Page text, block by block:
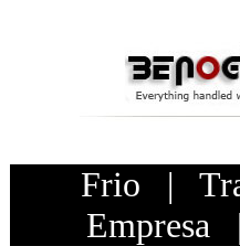
Frio |
Empresa